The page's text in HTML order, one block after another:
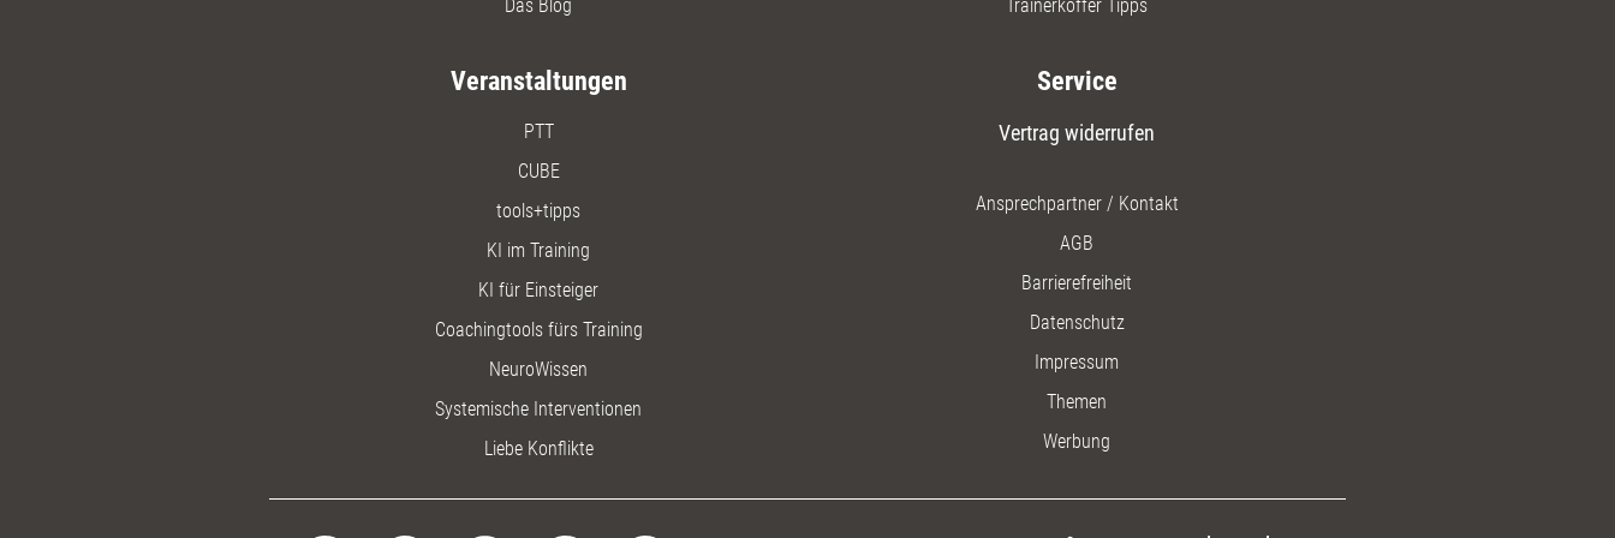
Das Blog
Trainerkoffer Tipps
Veranstaltungen
PTT
CUBE
tools+tipps
KI im Training
KI für Einsteiger
Coachingtools fürs Training
NeuroWissen
Systemische Interventionen
Liebe Konflikte
Service
Vertrag widerrufen
Ansprechpartner / Kontakt
AGB
Barrierefreiheit
Datenschutz
Impressum
Themen
Werbung